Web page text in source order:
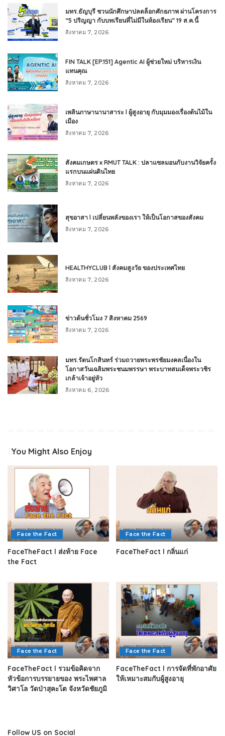
มทร.ธัญบุรี ชวนนักศึกษาปลดล็อกศักยภาพ ผ่านโครงการ
“5 ปริญญา กับบทเรียนที่ไม่มีในห้องเรียน” 19 ส.ค.นี้
สิงหาคม 7, 2026
FIN TALK [EP.151] Agentic AI ผู้ช่วยใหม่ บริหารเงิน
แทนคุณ
สิงหาคม 7, 2026
เพลินภาษานานาสาระ l ผู้สูงอายุ กับมุมมองเรื่องต้นไม้ใน
เมือง
สิงหาคม 7, 2026
สังคมเกษตร x RMUT TALK : ปลาแซลมอนกับงานวิจัยครั้ง
แรกบนแผ่นดินไทย
สิงหาคม 7, 2026
สุขอาสา l เปลี่ยนพลังของเรา ให้เป็นโอกาสของสังคม
สิงหาคม 7, 2026
HEALTHYCLUB l สังคมสูงวัย ของประเทศไทย
สิงหาคม 7, 2026
ข่าวต้นชั่วโมง 7 สิงหาคม 2569
สิงหาคม 7, 2026
มทร.รัตนโกสินทร์ ร่วมถวายพระพรชัยมงคลเนื่องใน
โอกาสวันเฉลิมพระชนมพรรษา พระบาทสมเด็จพระวชิร
เกล้าเจ้าอยู่หัว
สิงหาคม 6, 2026
You Might Also Enjoy
Face the Fact
FaceTheFact l ส่งท้าย Face
the Fact
Face the Fact
FaceTheFact l กลิ่นแก่
Face the Fact
FaceTheFact l รวมข้อคิดจาก
หัวข้อการบรรยายของ พระไพศาล
วิศาโล วัดป่าสุคะโต จังหวัดชัยภูมิ
Face the Fact
FaceTheFact l การจัดที่พักอาศัย
ให้เหมาะสมกับผู้สูงอายุ
Follow US on Social